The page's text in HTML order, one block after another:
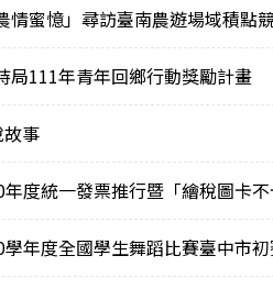
情蜜憶」尋訪臺南農遊場域積點
局111年青年回鄉行動獎勵計畫
故事
年度統一發票推行暨「繪稅圖卡
學年度全國學生舞蹈比賽臺中市